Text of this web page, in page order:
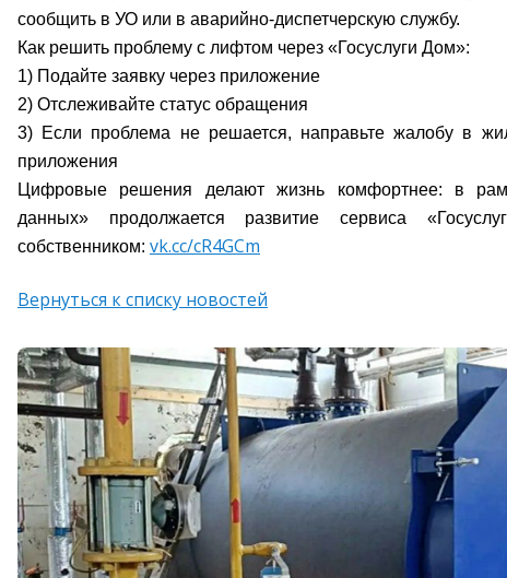
сообщить в УО или в аварийно-диспетчерскую службу.
Как решить проблему с лифтом через «Госуслуги Дом»:
1) Подайте заявку через приложение
2) Отслеживайте статус обращения
3) Если проблема не решается, направьте жалобу в
приложения
Цифровые решения делают жизнь комфортнее: в
данных» продолжается развитие сервиса
собственником: vk.cc/cR4GCm
Вернуться к списку новостей